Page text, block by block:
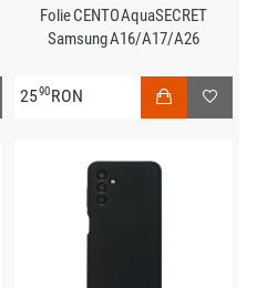
Folie CENTO AquaSECRET
Samsung A16/A17/A26
2590RON